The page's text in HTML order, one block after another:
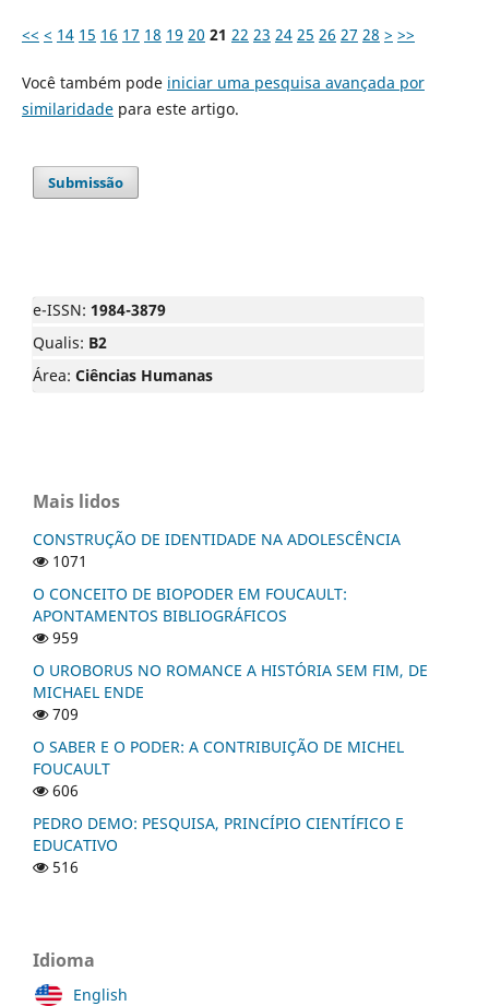
<< < 14 15 16 17 18 19 20 21 22 23 24 25 26 27 28 > >>
Você também pode iniciar uma pesquisa avançada por
similaridadepara este artigo.
Submissão
e-ISSN: 1984-3879
Qualis: B2
Área: Ciências Humanas
Mais lidos
CONSTRUÇÃO DE IDENTIDADE NA ADOLESCÊNCIA
1071
O CONCEITO DE BIOPODER EM FOUCAULT:
APONTAMENTOS BIBLIOGRÁFICOS
959
O UROBORUS NO ROMANCE A HISTÓRIA SEM FIM, DE
MICHAEL ENDE
709
O SABER E O PODER: A CONTRIBUIÇÃO DE MICHEL
FOUCAULT
606
PEDRO DEMO: PESQUISA, PRINCÍPIO CIENTÍFICO E
EDUCATIVO
516
Idioma
English